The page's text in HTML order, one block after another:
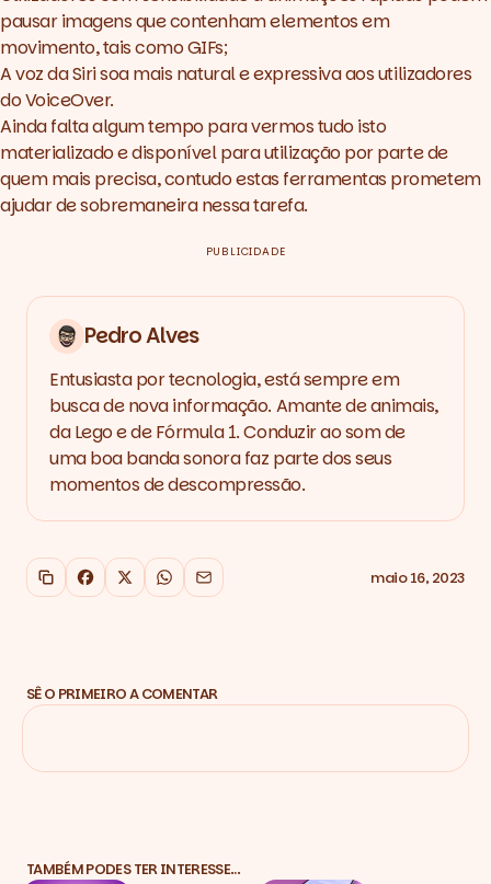
pausar imagens que contenham elementos em
movimento, tais como GIFs;
A voz da Siri soa mais natural e expressiva aos utilizadores
do VoiceOver.
Ainda falta algum tempo para vermos tudo isto
materializado e disponível para utilização por parte de
quem mais precisa, contudo estas ferramentas prometem
ajudar de sobremaneira nessa tarefa.
PUBLICIDADE
Pedro Alves
Entusiasta por tecnologia, está sempre em
busca de nova informação. Amante de animais,
da Lego e de Fórmula 1. Conduzir ao som de
uma boa banda sonora faz parte dos seus
momentos de descompressão.
Copiar link
Facebook
X WhatsApp
Email maio 16, 2023
SÊ O PRIMEIRO A COMENTAR
TAMBÉM PODES TER INTERESSE…